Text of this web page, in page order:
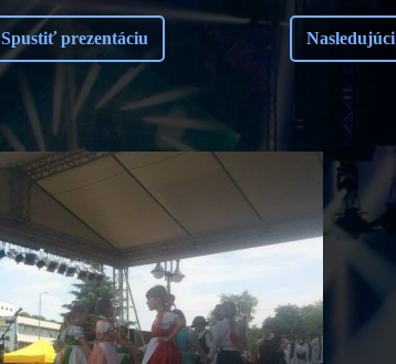
Spustiť prezentáciu Nasledujúci